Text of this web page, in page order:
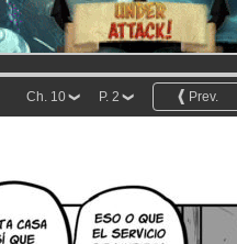
Prev.
P. 2
Ch. 10